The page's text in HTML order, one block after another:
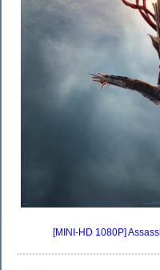
[MINI-HD 1080P]